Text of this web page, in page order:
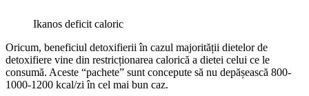
Ikanos deficit caloric
Oricum, beneficiul detoxifierii în cazul majorității dietelor de
detoxifiere vine din restricționarea calorică a dietei celui ce le
consumă. Aceste “pachete” sunt concepute să nu depășească 800-
1000-1200 kcal/zi în cel mai bun caz.